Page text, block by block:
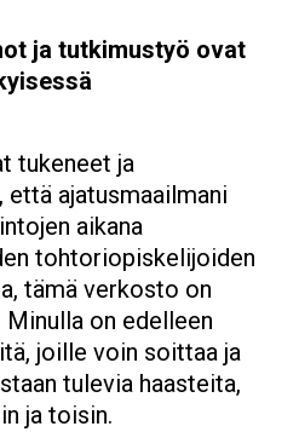
ja tutkimustyö ovat
tukeneet ja
ajatusmaailmani
aikana
tohtoriopiskelijoiden
tämä verkosto on
on edelleen
joille voin soittaa ja
tulevia haasteita,
ja toisin.